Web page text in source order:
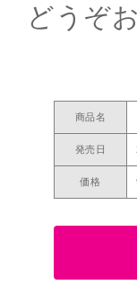
どうぞ
商品名
発売日
価格